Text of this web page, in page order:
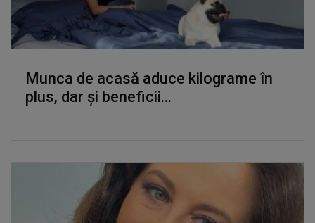
Munca de acasă aduce kilograme în
plus, dar și beneficii...